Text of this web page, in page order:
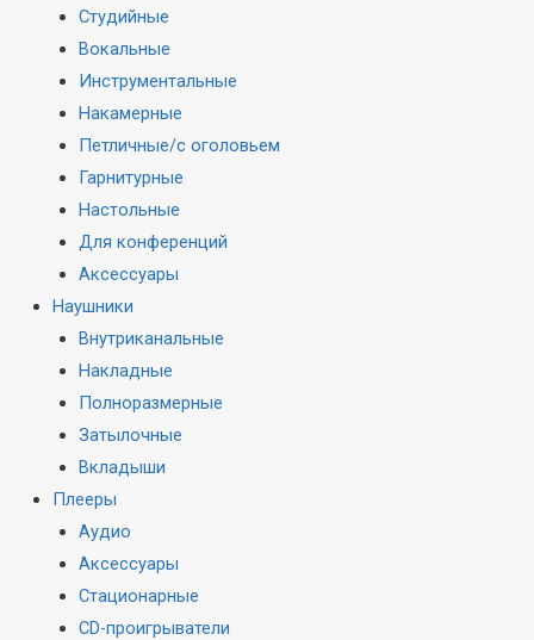
Студийные
Вокальные
Инструментальные
Накамерные
Петличные/с оголовьем
Гарнитурные
Настольные
Для конференций
Аксессуары
Наушники
Внутриканальные
Накладные
Полноразмерные
Затылочные
Вкладыши
Плееры
Аудио
Аксессуары
Стационарные
CD-проигрыватели